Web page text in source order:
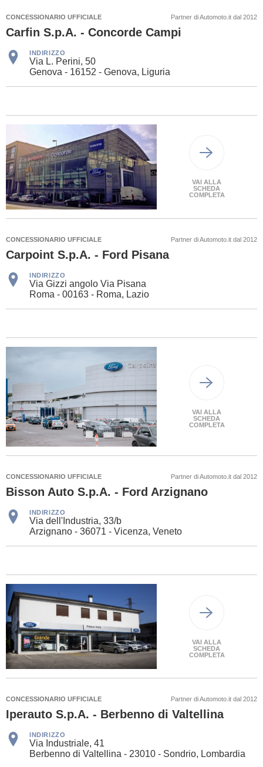
CONCESSIONARIO UFFICIALE Partner di Automoto.it dal 2012
Carfin S.p.A. - Concorde Campi
INDIRIZZO
Via L. Perini, 50
Genova - 16152 - Genova, Liguria
VAI ALLA
SCHEDA
COMPLETA
CONCESSIONARIO UFFICIALE Partner di Automoto.it dal 2012
Carpoint S.p.A. - Ford Pisana
INDIRIZZO
Via Gizzi angolo Via Pisana
Roma - 00163 - Roma, Lazio
VAI ALLA
SCHEDA
COMPLETA
CONCESSIONARIO UFFICIALE Partner di Automoto.it dal 2012
Bisson Auto S.p.A. - Ford Arzignano
INDIRIZZO
Via dell'Industria, 33/b
Arzignano - 36071 - Vicenza, Veneto
VAI ALLA
SCHEDA
COMPLETA
CONCESSIONARIO UFFICIALE Partner di Automoto.it dal 2012
Iperauto S.p.A. - Berbenno di Valtellina
INDIRIZZO
Via Industriale, 41
Berbenno di Valtellina - 23010 - Sondrio, Lombardia